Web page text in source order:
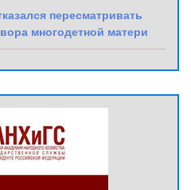
пересматривать
многодетной матери